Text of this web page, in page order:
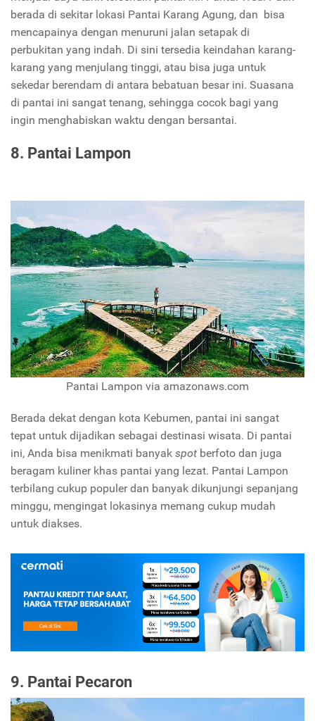
berada di sekitar lokasi Pantai Karang Agung, dan bisa
mencapainya dengan menuruni jalan setapak di
perbukitan yang indah. Di sini tersedia keindahan karang-
karang yang menjulang tinggi, atau bisa juga untuk
sekedar berendam di antara bebatuan besar ini. Suasana
di pantai ini sangat tenang, sehingga cocok bagi yang
ingin menghabiskan waktu dengan bersantai.
8. Pantai Lampon
Pantai Lampon via amazonaws.com
Berada dekat dengan kota Kebumen, pantai ini sangat
tepat untuk dijadikan sebagai destinasi wisata. Di pantai
ini, Anda bisa menikmati banyak spot berfoto dan juga
beragam kuliner khas pantai yang lezat. Pantai Lampon
terbilang cukup populer dan banyak dikunjungi sepanjang
minggu, mengingat lokasinya memang cukup mudah
untuk diakses.
9. Pantai Pecaron